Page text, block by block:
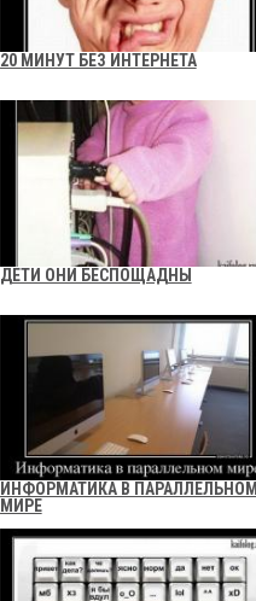
20 МИНУТ БЕЗ ИНТЕРНЕТА
ДЕТИ ОНИ БЕСПОЩАДНЫ
ИНФОРМАТИКА В ПАРАЛЛЕЛЬНОМ
МИРЕ